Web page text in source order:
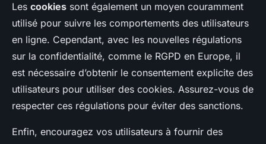
Les cookies sont également un moyen couramment
utilisé pour suivre les comportements des utilisateurs
en ligne. Cependant, avec les nouvelles régulations
sur la confidentialité, comme le RGPD en Europe, il
est nécessaire d’obtenir le consentement explicite des
utilisateurs pour utiliser des cookies. Assurez-vous de
respecter ces régulations pour éviter des sanctions.
Enfin, encouragez vos utilisateurs à fournir des